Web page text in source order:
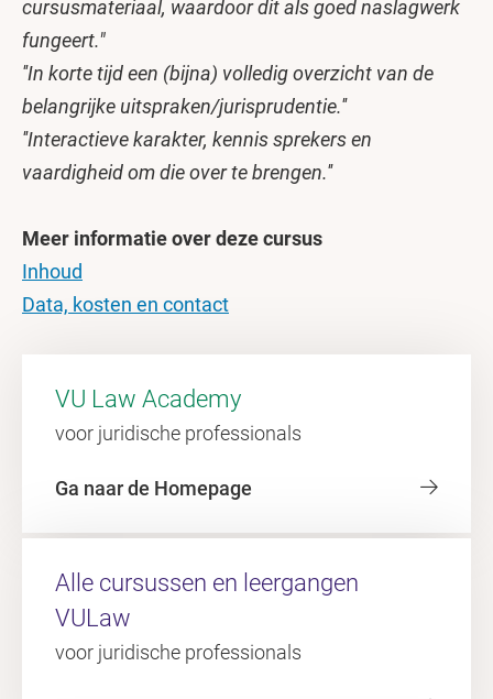
cursusmateriaal, waardoor dit als goed naslagwerk
fungeert."
''In korte tijd een (bijna) volledig overzicht van de
belangrijke uitspraken/jurisprudentie.''
''Interactieve karakter, kennis sprekers en
vaardigheid om die over te brengen.''
Meer informatie over deze cursus
Inhoud
Data, kosten en contact
VU Law Academy
voor juridische professionals
Ga naar de Homepage
Alle cursussen en leergangen
VULaw
voor juridische professionals